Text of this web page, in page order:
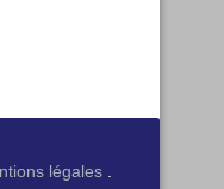
légales